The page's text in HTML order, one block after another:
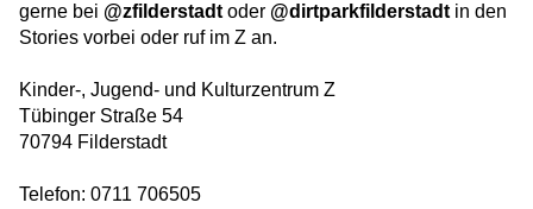
gerne bei @zfilderstadt oder @dirtparkfilderstadt in den
Stories vorbei oder ruf im Z an.
Kinder-, Jugend- und Kulturzentrum Z
Tübinger Straße 54
70794 Filderstadt
Telefon: 0711 706505